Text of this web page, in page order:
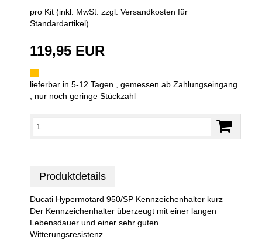
pro Kit (inkl. MwSt. zzgl. Versandkosten für
Standardartikel)
119,95 EUR
lieferbar in 5-12 Tagen , gemessen ab Zahlungseingang
, nur noch geringe Stückzahl
Produktdetails
Ducati Hypermotard 950/SP Kennzeichenhalter kurz
Der Kennzeichenhalter überzeugt mit einer langen
Lebensdauer und einer sehr guten
Witterungsresistenz.